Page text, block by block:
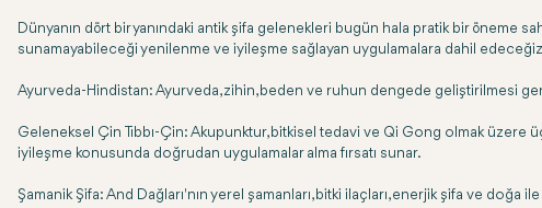
Dünyanın dört bir yanındaki antik şifa gelenekleri bugün hala pratik bir öneme
sunamayabileceği yenilenme ve iyileşme sağlayan uygulamalara dahil
Ayurveda-Hindistan: Ayurveda, zihin, beden ve ruhun dengede geliştirilmesi
Geleneksel Çin Tıbbı-Çin: Akupunktur, bitkisel tedavi ve Qi Gong olmak üzere
iyileşme konusunda doğrudan uygulamalar alma fırsatı sunar.
Şamanik Şifa: And Dağları'nın yerel şamanları, bitki ilaçları, enerjik şifa ve